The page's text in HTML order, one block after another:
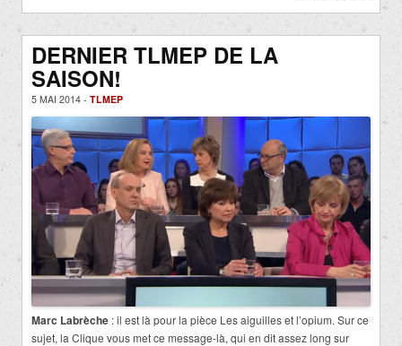
DERNIER TLMEP DE LA
SAISON!
5 MAI 2014 - TLMEP
Marc Labrèche : il est là pour la pièce Les aiguilles et l’opium. Sur ce
sujet, la Clique vous met ce message-là, qui en dit assez long sur